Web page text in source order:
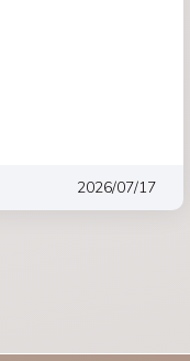
2026/07/17